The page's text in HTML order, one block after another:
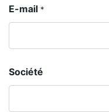
E-mail *
Société